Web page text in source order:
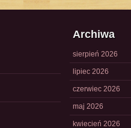
Archiwa
sierpień 2026
lipiec 2026
czerwiec 2026
maj 2026
kwiecień 2026